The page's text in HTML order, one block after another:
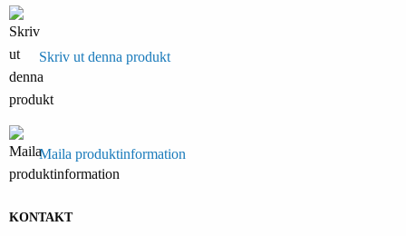
Skriv ut denna produkt
Maila produktinformation
KONTAKT